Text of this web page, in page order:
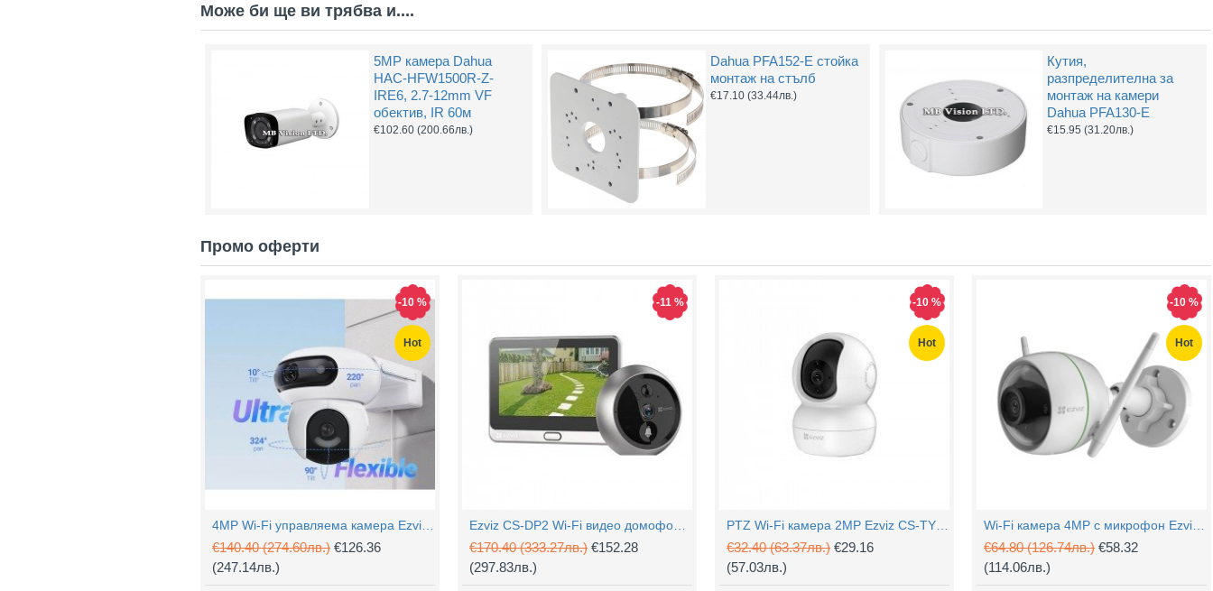
Може би ще ви трябва и....
5MP камера Dahua
HAC-HFW1500R-Z-
IRE6, 2.7-12mm VF
обектив, IR 60м
€102.60 (200.66лв.)
Dahua PFA152-E стойка
монтаж на стълб
€17.10 (33.44лв.)
Кутия,
разпределителна за
монтаж на камери
Dahua PFA130-E
€15.95(31.20лв.)
Промо оферти
Hot
-10 %
€140.40(274.60лв.) €126.36
(247.14лв.)
-11 %
€170.40(333.27лв.) €152.28
(297.83лв.)
Hot
-10 %
€32.40(63.37лв.) €29.16
(57.03лв.)
Hot
-10 %
€64.80(126.74лв.) €58.32
(114.06лв.)